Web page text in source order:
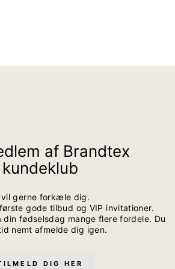
af Brandtex
kundeklub
vil gerne forkæle dig.
gode tilbud og VIP invitationer.
din fødselsdag mange flere fordele. Du
nemt afmelde dig igen.
DIG HER